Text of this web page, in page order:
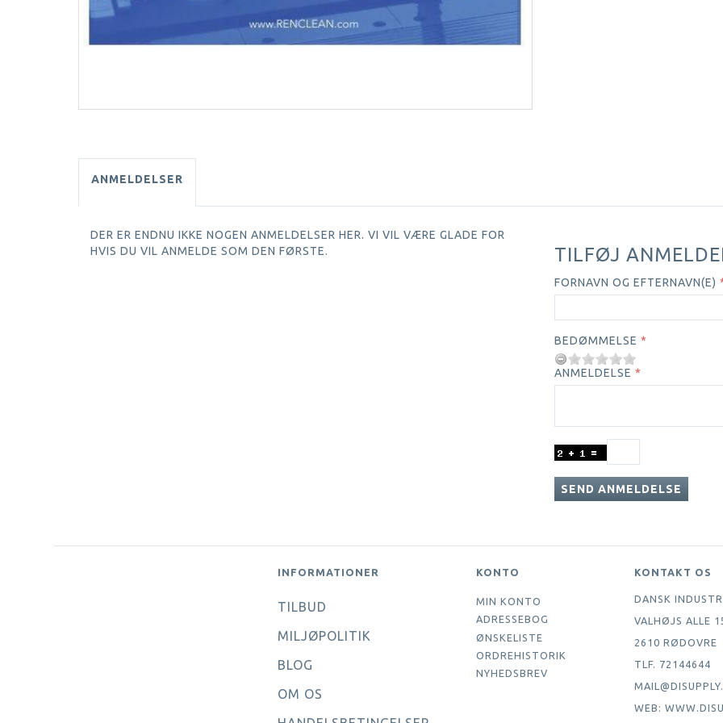
ANMELDELSER
DER ER ENDNU IKKE NOGEN ANMELDELSER HER. VI VIL VÆRE GLADE FOR
HVIS DU VIL ANMELDE SOM DEN FØRSTE.
TILFØJ
FORNAVN OG EFTERNAVN(E)
BEDØMMELSE
ANMELDELSE
SEND ANMELDELSE
INFORMATIONER
TILBUD
MILJØPOLITIK
BLOG
OM OS
KONTO
MIN KONTO
ADRESSEBOG
ØNSKELISTE
ORDREHISTORIK
NYHEDSBREV
KONTAKT OS
DANSK
VALHØJS ALLE
2610 RØDOVRE
TLF. 72144644
WEB: